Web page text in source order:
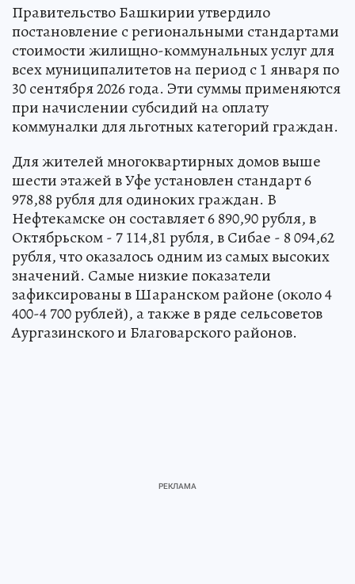
Правительство Башкирии утвердило
постановление с региональными стандартами
стоимости жилищно-коммунальных услуг для
всех муниципалитетов на период с 1 января по
30 сентября 2026 года. Эти суммы применяются
при начислении субсидий на оплату
коммуналки для льготных категорий граждан.
Для жителей многоквартирных домов выше
шести этажей в Уфе установлен стандарт 6
978,88 рубля для одиноких граждан. В
Нефтекамске он составляет 6 890,90 рубля, в
Октябрьском - 7 114,81 рубля, в Сибае - 8 094,62
рубля, что оказалось одним из самых высоких
значений. Самые низкие показатели
зафиксированы в Шаранском районе (около 4
400-4 700 рублей), а также в ряде сельсоветов
Аургазинского и Благоварского районов.